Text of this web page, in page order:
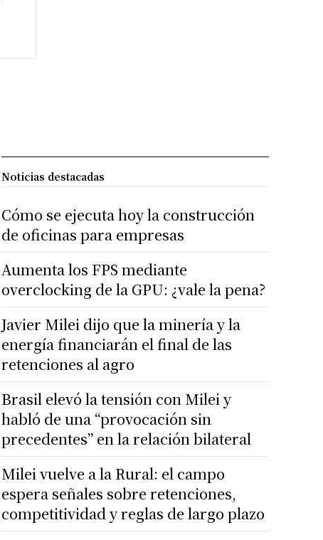
Noticias destacadas
Cómo se ejecuta hoy la construcción
de oficinas para empresas
Aumenta los FPS mediante
overclocking de la GPU: ¿vale la pena?
Javier Milei dijo que la minería y la
energía financiarán el final de las
retenciones al agro
Brasil elevó la tensión con Milei y
habló de una “provocación sin
precedentes” en la relación bilateral
Milei vuelve a la Rural: el campo
espera señales sobre retenciones,
competitividad y reglas de largo plazo